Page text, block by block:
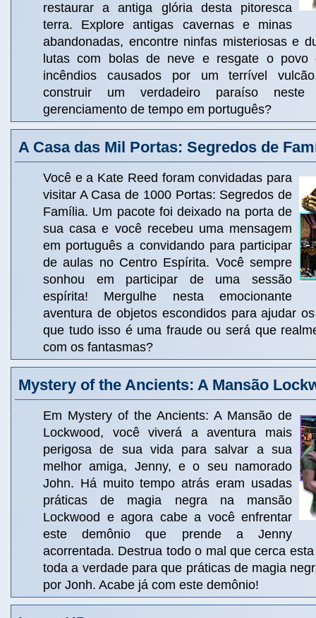
restaurar a antiga glória desta pitoresca
terra. Explore antigas cavernas e minas
abandonadas, encontre ninfas misteriosas e
lutas com bolas de neve e resgate o povo
incêndios causados por um terrível
construir um verdadeiro paraíso
gerenciamento de tempo em português?
A Casa das Mil Portas: Segredos de
Você e a Kate Reed foram convidadas para
visitar A Casa de 1000 Portas: Segredos de
Família. Um pacote foi deixado na porta de
sua casa e você recebeu uma mensagem
em português a convidando para participar
de aulas no Centro Espírita. Você sempre
sonhou em participar de uma sessão
espírita! Mergulhe nesta emocionante
aventura de objetos escondidos para ajudar
que tudo isso é uma fraude ou será que
com os fantasmas?
Mystery of the Ancients: A Mansão
Em Mystery of the Ancients: A Mansão de
Lockwood, você viverá a aventura mais
perigosa de sua vida para salvar a sua
melhor amiga, Jenny, e o seu namorado
John. Há muito tempo atrás eram usadas
práticas de magia negra na mansão
Lockwood e agora cabe a você enfrentar
este demônio que prende a Jenny
acorrentada. Destrua todo o mal que cerca
toda a verdade para que práticas de magia
por Jonh. Acabe já com este demônio!